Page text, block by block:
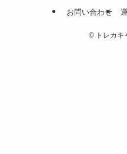
お問い合わせ
©トレカキ